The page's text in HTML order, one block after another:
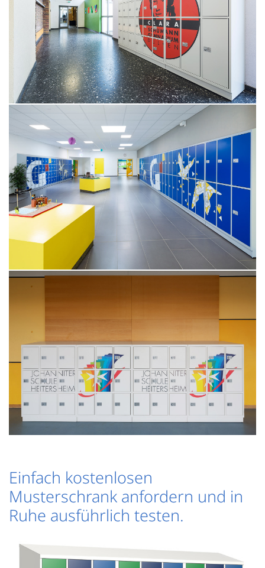
Einfach kostenlosen
Musterschrank anfordern und in
Ruhe ausführlich testen.